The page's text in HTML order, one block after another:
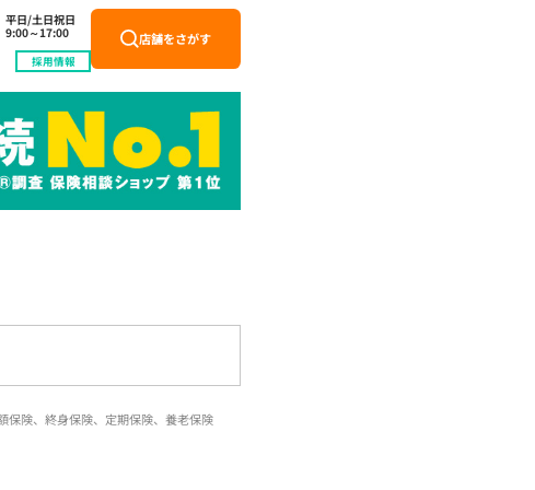
平日/土日祝日
9:00～17:00
採用情報
店舗をさがす
保険、終身保険、定期保険、養老保険